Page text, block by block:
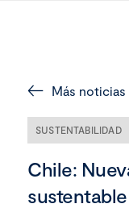
Más noticias
SUSTENTABILIDAD
Chile: